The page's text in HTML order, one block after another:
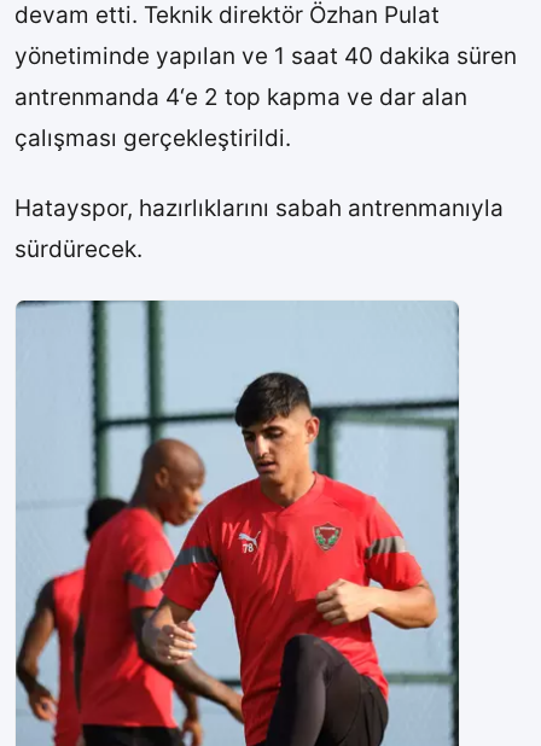
devam etti. Teknik direktör Özhan Pulat
yönetiminde yapılan ve 1 saat 40 dakika süren
antrenmanda 4‘e 2 top kapma ve dar alan
çalışması gerçekleştirildi.
Hatayspor, hazırlıklarını sabah antrenmanıyla
sürdürecek.